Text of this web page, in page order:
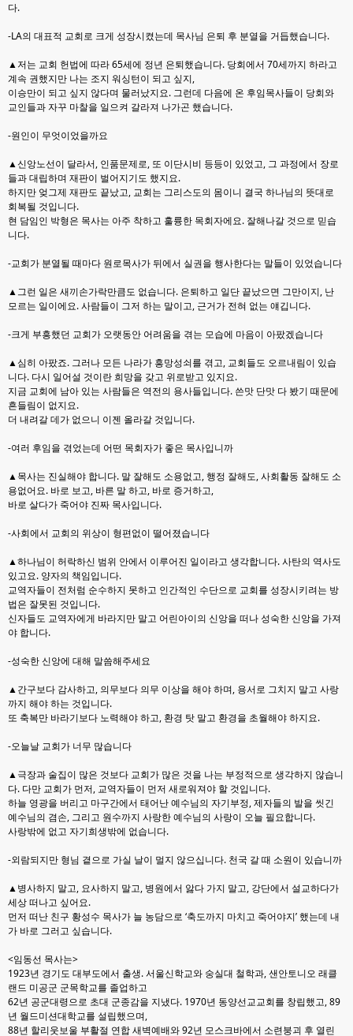
다.
-LA의 대표적 교회로 크게 성장시켰는데 목사님 은퇴 후 분열을 거듭했습니다.
▲저는 교회 헌법에 따라 65세에 정년 은퇴했습니다. 당회에서 70세까지 하라고
계속 권했지만 나는 조지 워싱턴이 되고 싶지,
이승만이 되고 싶지 않다며 물러났지요. 그런데 다음에 온 후임목사들이 당회와
교인들과 자꾸 마찰을 일으켜 갈라져 나가곤 했습니다.
-원인이 무엇이었을까요
▲신앙노선이 달라서, 인품문제로, 또 이단시비 등등이 있었고, 그 과정에서 장로
들과 대립하며 재판이 벌어지기도 했지요.
하지만 엊그제 재판도 끝났고, 교회는 그리스도의 몸이니 결국 하나님의 뜻대로
회복될 것입니다.
현 담임인 박형은 목사는 아주 착하고 훌륭한 목회자에요. 잘해나갈 것으로 믿습
니다.
-교회가 분열될 때마다 원로목사가 뒤에서 실권을 행사한다는 말들이 있었습니다
▲그런 일은 새끼손가락만큼도 없습니다. 은퇴하고 일단 끝났으면 그만이지, 난
모르는 일이에요. 사람들이 그저 하는 말이고, 근거가 전혀 없는 얘깁니다.
-크게 부흥했던 교회가 오랫동안 어려움을 겪는 모습에 마음이 아팠겠습니다
▲심히 아팠죠. 그러나 모든 나라가 흥망성쇠를 겪고, 교회들도 오르내림이 있습
니다. 다시 일어설 것이란 희망을 갖고 위로받고 있지요.
지금 교회에 남아 있는 사람들은 역전의 용사들입니다. 쓴맛 단맛 다 봤기 때문에
흔들림이 없지요.
더 내려갈 데가 없으니 이젠 올라갈 것입니다.
-여러 후임을 겪었는데 어떤 목회자가 좋은 목사입니까
▲목사는 진실해야 합니다. 말 잘해도 소용없고, 행정 잘해도, 사회활동 잘해도 소
용없어요. 바로 보고, 바른 말 하고, 바로 증거하고,
바로 살다가 죽어야 진짜 목사입니다.
-사회에서 교회의 위상이 형편없이 떨어졌습니다
▲하나님이 허락하신 범위 안에서 이루어진 일이라고 생각합니다. 사탄의 역사도
있고요. 양자의 책임입니다.
교역자들이 전처럼 순수하지 못하고 인간적인 수단으로 교회를 성장시키려는 방
법은 잘못된 것입니다.
신자들도 교역자에게 바라지만 말고 어린아이의 신앙을 떠나 성숙한 신앙을 가져
야 합니다.
-성숙한 신앙에 대해 말씀해주세요
▲간구보다 감사하고, 의무보다 의무 이상을 해야 하며, 용서로 그치지 말고 사랑
까지 해야 하는 것입니다.
또 축복만 바라기보다 노력해야 하고, 환경 탓 말고 환경을 초월해야 하지요.
-오늘날 교회가 너무 많습니다
▲극장과 술집이 많은 것보다 교회가 많은 것을 나는 부정적으로 생각하지 않습니
다. 다만 교회가 먼저, 교역자들이 먼저 새로워져야 할 것입니다.
하늘 영광을 버리고 마구간에서 태어난 예수님의 자기부정, 제자들의 발을 씻긴
예수님의 겸손, 그리고 원수까지 사랑한 예수님의 사랑이 오늘 필요합니다.
사랑밖에 없고 자기희생밖에 없습니다.
-외람되지만 형님 곁으로 가실 날이 멀지 않으십니다. 천국 갈 때 소원이 있습니까
▲병사하지 말고, 요사하지 말고, 병원에서 앓다 가지 말고, 강단에서 설교하다가
세상 떠나고 싶어요.
먼저 떠난 친구 황성수 목사가 늘 농담으로 ‘축도까지 마치고 죽어야지’ 했는데 내
가 바로 그러고 싶습니다.
<임동선 목사는>
1923년 경기도 대부도에서 출생. 서울신학교와 숭실대 철학과, 샌안토니오 래클
랜드 미공군 군목학교를 졸업하고
62년 공군대령으로 초대 군종감을 지냈다. 1970년 동양선교교회를 창립했고, 89
년 월드미션대학교를 설립했으며,
88년 할리웃보울 부활절 연합 새벽예배와 92년 모스크바에서 소련붕괴 후 열린